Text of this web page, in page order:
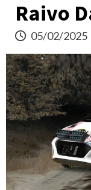
Raivo
05/02/2025